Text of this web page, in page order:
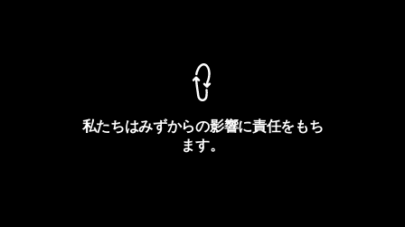
私たちはみずからの影響に責任をもち
ます。